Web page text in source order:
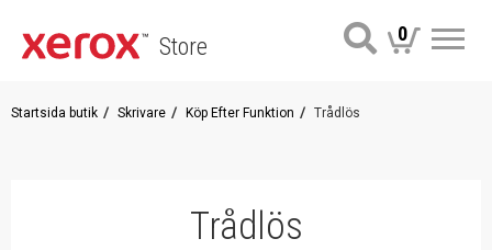
Store 0
Startsida butik Skrivare Köp Efter Funktion Trådlös
Trådlös